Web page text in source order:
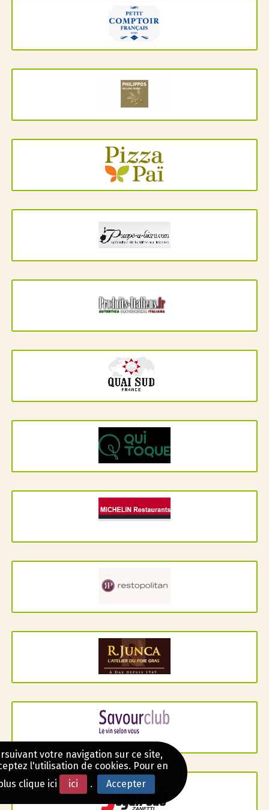
votre navigation sur ce site,
l'utilisation de cookies. Pour en
clique ici
ici . Accepter